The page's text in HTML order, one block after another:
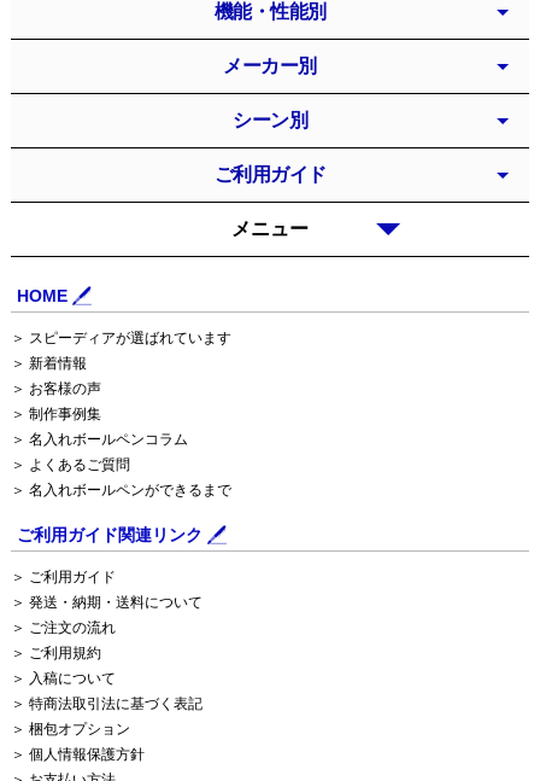
HOME
＞ スピーディアが選ばれています
＞ 新着情報
＞ お客様の声
＞ 制作事例集
＞ 名入れボールペンコラム
＞ よくあるご質問
＞ 名入れボールペンができるまで
ご利用ガイド関連リンク
＞ ご利用ガイド
＞ 発送・納期・送料について
＞ ご注文の流れ
＞ ご利用規約
＞ 入稿について
＞ 特商法取引法に基づく表記
＞ 梱包オプション
＞ 個人情報保護方針
メニュー
機能・性能別
メーカー別
シーン別
ご利用ガイド